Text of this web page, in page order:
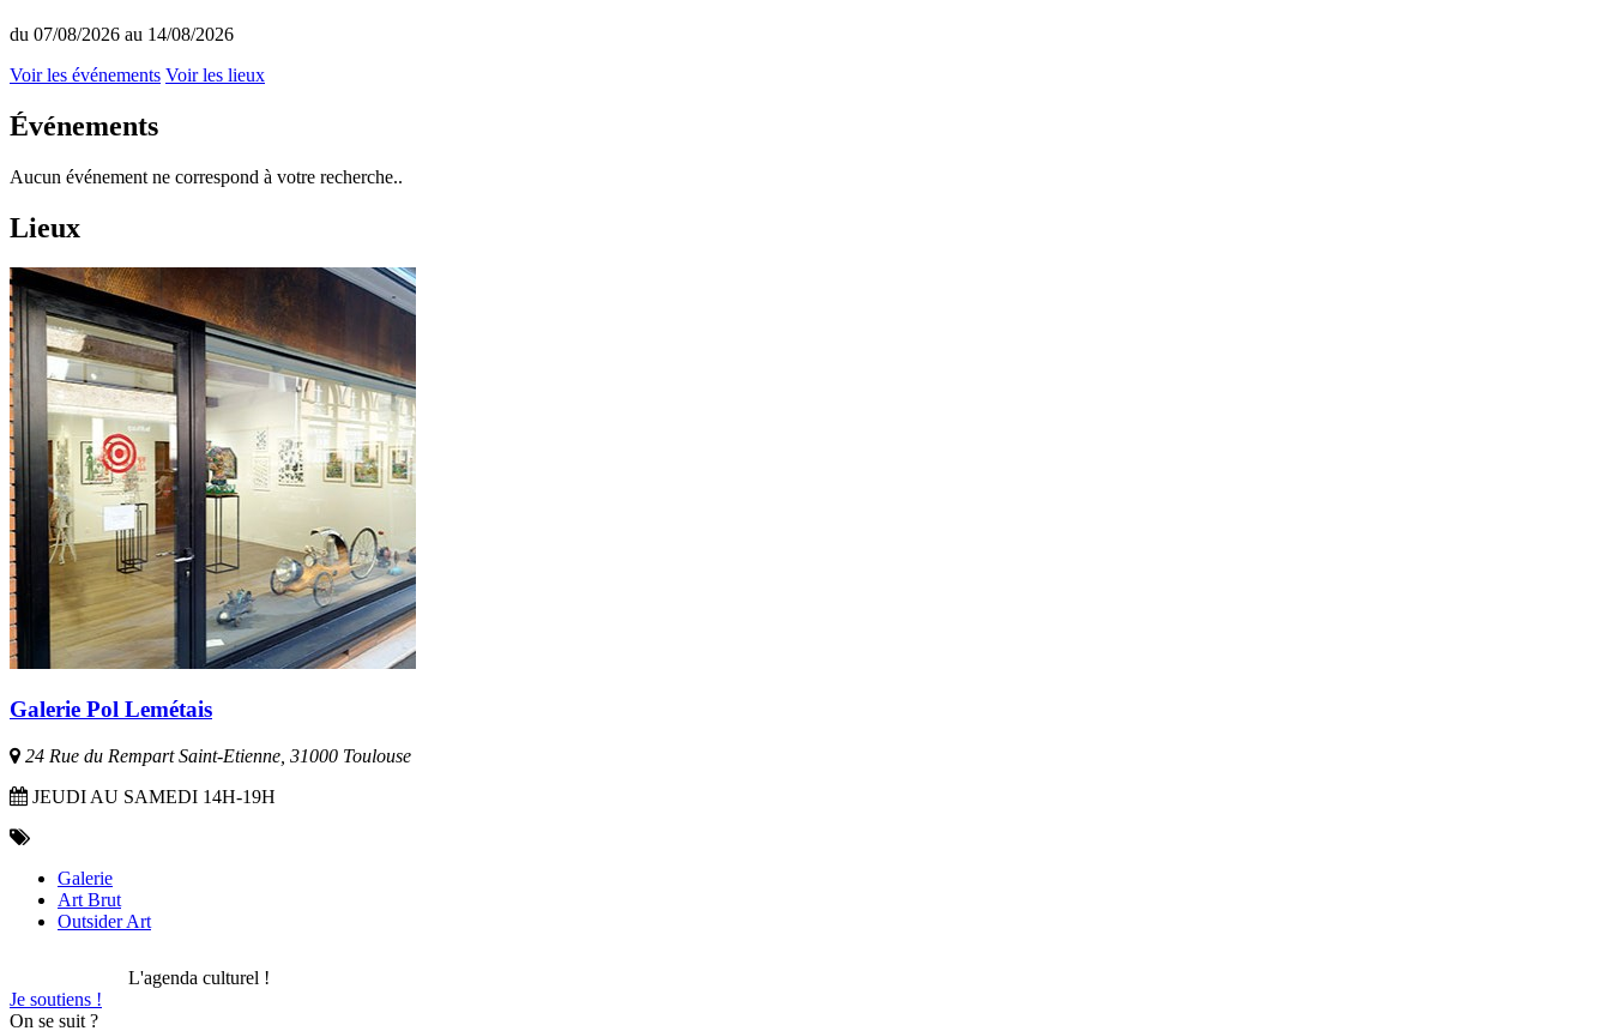
du 07/08/2026 au 14/08/2026
Voir les événements Voir les lieux
Événements
Aucun événement ne correspond à votre recherche..
Lieux
Galerie Pol Lemétais
24 Rue du Rempart Saint-Etienne, 31000 Toulouse
JEUDI AU SAMEDI 14H-19H
Galerie
Art Brut
Outsider Art
L'agenda culturel !
Je soutiens !
On se suit ?